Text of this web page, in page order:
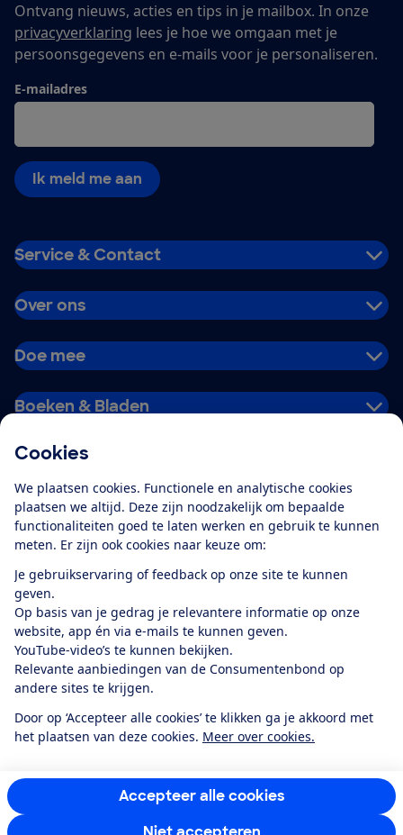
Cookies
We plaatsen cookies. Functionele en analytische cookies
plaatsen we altijd. Deze zijn noodzakelijk om bepaalde
functionaliteiten goed te laten werken en gebruik te kunnen
meten. Er zijn ook cookies naar keuze om:
Je gebruikservaring of feedback op onze site te kunnen
geven.
Op basis van je gedrag je relevantere informatie op onze
website, app én via e-mails te kunnen geven.
YouTube-video’s te kunnen bekijken.
Relevante aanbiedingen van de Consumentenbond op
andere sites te krijgen.
Door op ‘Accepteer alle cookies’ te klikken ga je akkoord met
het plaatsen van deze cookies. Meer over cookies.
Accepteer alle cookies
Ontvang nieuws, acties en tips in je mailbox. In onze
privacyverklaring lees je hoe we omgaan met je
persoonsgegevens en e-mails voor je personaliseren.
E-mailadres
Ik meld me aan
Service & Contact
Over ons
Doe mee
Boeken & Bladen
Alles over de
app
Algemene Voorwaarden
Privacyverklaring
Cookiebeleid
Privacyvoorkeuren
Toegankelijkheid
RSS-feed nieuws
Facebook
TwitterInstagram
YoutubeLinkedIn
12.901consumentenbeoordelen de Consumentenbondmet gemiddeld